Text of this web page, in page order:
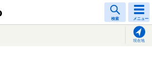
検索 メニュー
現在地